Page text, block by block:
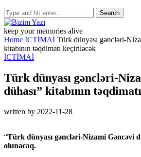
keep your memories alive
Home İCTİMAİ Türk dünyası gəncləri-
kitabının təqdimatı keçiriləcək
İCTİMAİ
Türk dünyası gəncləri-
dühası” kitabının
written by 2022-11-28
“Türk dünyası gəncləri-Nizami Gəncəvi
olunacaq.